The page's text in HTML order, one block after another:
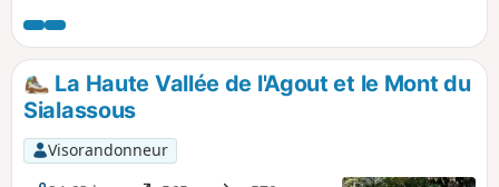
parcourt la partie méridionale du bord du Lac de Laouzas,
ainsi qu'une partie de la Haute Vallée de la rivière Agoût
La Haute Vallée de l'Agout et le Mont du
Sialassous
Visorandonneur